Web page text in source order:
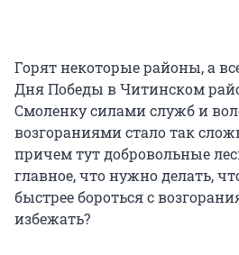
Горят некоторые районы, а
Дня Победы в Читинском
Смоленку силами служб и
возгораниями стало так
причем тут добровольные
главное, что нужно делать,
быстрее бороться с
избежать?